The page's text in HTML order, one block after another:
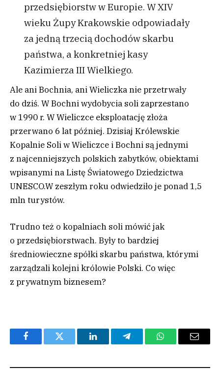
przedsiębiorstw w Europie. W XIV
wieku Żupy Krakowskie odpowiadały
za jedną trzecią dochodów skarbu
państwa, a konkretniej kasy
Kazimierza III Wielkiego.
Ale ani Bochnia, ani Wieliczka nie przetrwały
do dziś. W Bochni wydobycia soli zaprzestano
w 1990 r. W Wieliczce eksploatację złoża
przerwano 6 lat później. Dzisiaj Królewskie
Kopalnie Soli w Wieliczce i Bochni są jednymi
z najcenniejszych polskich zabytków, obiektami
wpisanymi na Listę Światowego Dziedzictwa
UNESCO.W zeszłym roku odwiedziło je ponad 1,5
mln turystów.
Trudno też o kopalniach soli mówić jak
o przedsiębiorstwach. Były to bardziej
średniowieczne spółki skarbu państwa, którymi
zarządzali kolejni królowie Polski. Co więc
z prywatnym biznesem?
FacebookTwitter LinkedInTelegramWhatsAppEmail